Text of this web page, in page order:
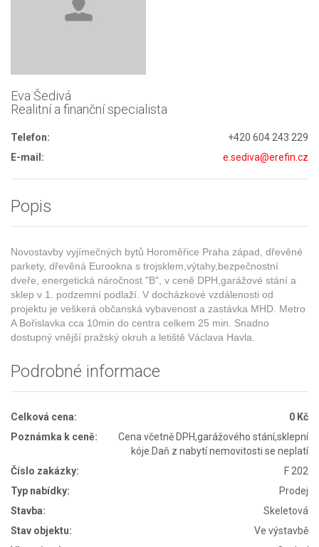
Eva Šedivá
Realitní a finanční specialista
Telefon:
+420 604 243 229
E-mail:
e.sediva@erefin.cz
Popis
Novostavby vyjímečných bytů Horoměřice Praha západ, dřevěné
parkety, dřevěná Eurookna s trojsklem,výtahy,bezpečnostní
dveře, energetická náročnost "B", v ceně DPH,garážové stání a
sklep v 1. podzemní podlaží. V docházkové vzdálenosti od
projektu je veškerá občanská vybavenost a zastávka MHD. Metro
A Bořislavka cca 10min do centra celkem 25 min. Snadno
dostupný vnější pražský okruh a letiště Václava Havla.
Podrobné informace
Celková cena:
0 Kč
Poznámka k ceně:
Cena včetně DPH,garážového stání,sklepní
kóje.Daň z nabytí nemovitosti se neplatí
Číslo zakázky:
F 202
Typ nabídky:
Prodej
Stavba:
Skeletová
Stav objektu:
Ve výstavbě